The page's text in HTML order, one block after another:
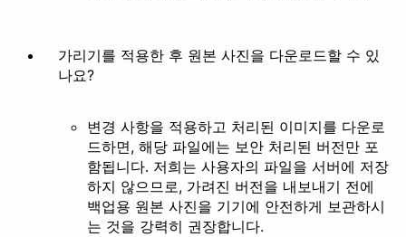
가리기를 적용한 후 원본 사진을 다운로드할 수 있
나요?
변경 사항을 적용하고 처리된 이미지를 다운로
드하면, 해당 파일에는 보안 처리된 버전만 포
함됩니다. 저희는 사용자의 파일을 서버에 저장
하지 않으므로, 가려진 버전을 내보내기 전에
백업용 원본 사진을 기기에 안전하게 보관하시
는 것을 강력히 권장합니다.